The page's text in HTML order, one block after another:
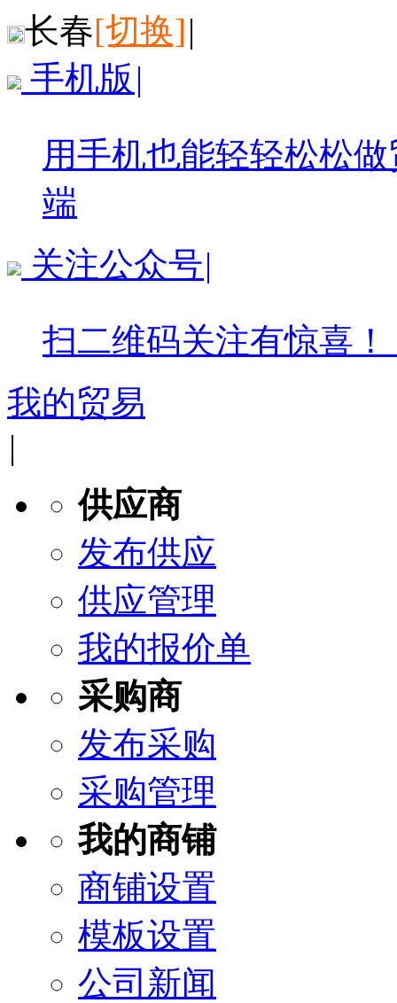
长春[切换]|
手机版 |
用手机也能轻轻松松
端
关注公众号|
扫二维码关注有惊喜！
我的贸易
|
供应商
发布供应
供应管理
我的报价单
采购商
发布采购
采购管理
我的商铺
商铺设置
模板设置
公司新闻